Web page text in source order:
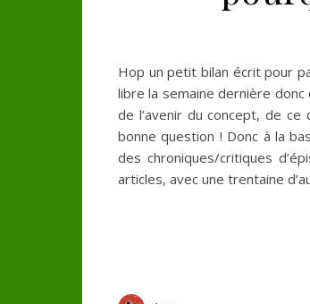
Hop un petit bilan écrit pour
libre la semaine dernière donc
de l’avenir du concept, de
bonne question ! Donc à la
des chroniques/critiques
articles, avec une trentaine